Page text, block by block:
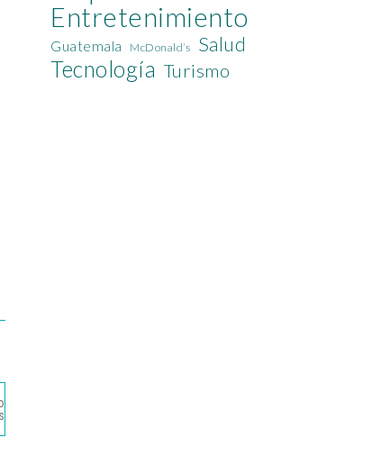
Entretenimiento
Guatemala McDonald’s Salud
Tecnología Turismo